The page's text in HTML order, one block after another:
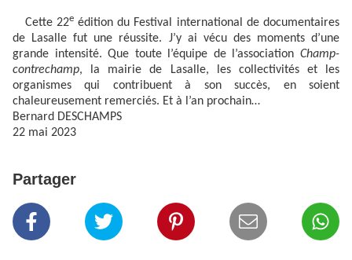
Cette 22eédition du Festival international de documentaires
de Lasalle fut une réussite. J’y ai vécu des moments d’une
grande intensité. Que toute l’équipe de l’association Champ-
contrechamp, la mairie de Lasalle, les collectivités et les
organismes qui contribuent à son succès, en soient
chaleureusement remerciés. Et à l’an prochain…
Bernard DESCHAMPS
22 mai 2023
Partager